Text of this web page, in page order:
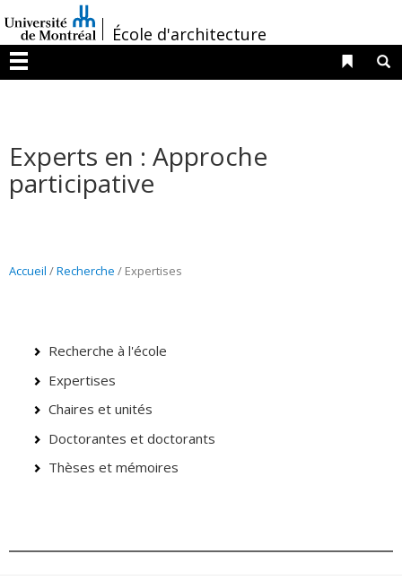
au
contenu
/École d'architecture
Menu
Liens
Experts en : Approche
participative
Accueil /Recherche / Expertises
Recherche à l'école
Expertises
Chaires et unités
Doctorantes et doctorants
Thèses et mémoires